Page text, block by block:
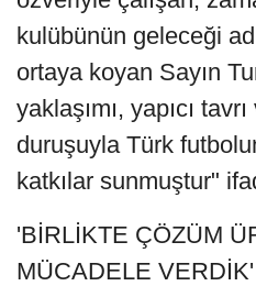
kulübünün geleceği
ortaya koyan Sayın
yaklaşımı, yapıcı
duruşuyla Türk
katkılar sunmuştur"
'BİRLİKTE ÇÖZÜM
MÜCADELE VERDİK'